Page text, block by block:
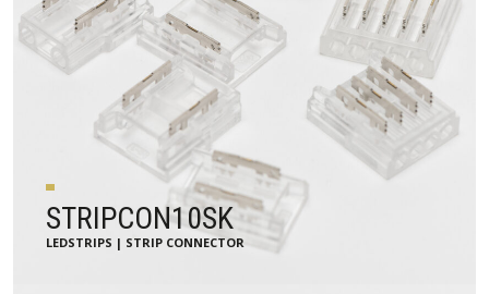
STRIPCON10SK
LEDSTRIPS | STRIP CONNECTOR